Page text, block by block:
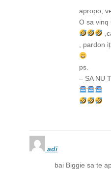
apropo,
O sa vinq
, pardon
ps.
– SA NU
adi
bai Biggie sa te